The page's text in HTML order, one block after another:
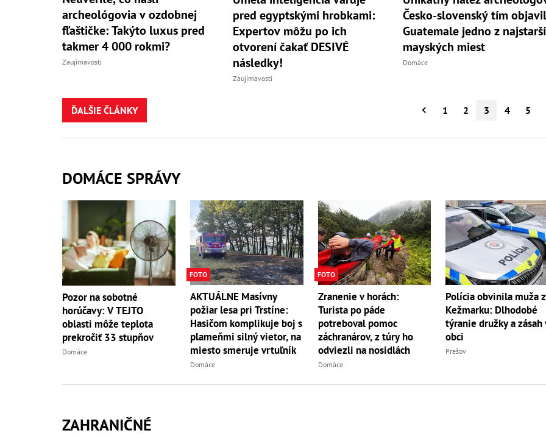
archeológovia v ozdobnej
fľaštičke: Takýto luxus pred
takmer 4 000 rokmi?
Zaujímavosti
pred egyptskými hrobkami:
Expertov môžu po ich
otvorení čakať DESIVÉ
následky!
Zaujímavosti
Česko-slovenský tím
Guatemale jedno z
mayských miest
Domáce
ĎALŠIE ČLÁNKY 1 2 3 4 5
DOMÁCE SPRÁVY
Pozor na sobotné
horúčavy: V TEJTO
oblasti môže teplota
prekročiť 33 stupňov
Domáce
FOTO
AKTUÁLNE Masívny
požiar lesa pri Trstíne:
Hasičom komplikuje boj s
plameňmi silný vietor, na
miesto smeruje vrtuľník
Domáce
FOTO
Zranenie v horách:
Turista po páde
potreboval pomoc
záchranárov, z túry ho
odviezli na nosidlách
Domáce
Polícia obvinila muža z
Kežmarku: Dlhodobé
týranie družky a zásah
obci
Prešov
ZAHRANIČNÉ